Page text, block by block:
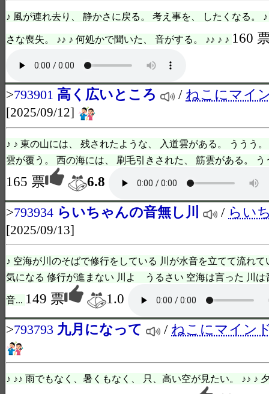
♪ 風が連れ去り、 静かさに戻る。 考え事を、 したくなる。
さな喪失。 ♪♪ ♪ 何処かで聞いた、 音がする。 ♪♪ ♪ ♪ 160
>793901 高く広いところ / ねこにマイ
[2025/09/12]
♪ ♪ 東の山には、 残されたような、 入道雲がある。 ううう
雲が覆う。 西の海には、 刷毛引きされた、 筋雲がある。 う
165 票
6.8
>793934 らいちゃんの音無し川 / らい
[2025/09/13]
♪ 空海が川のそばで修行をしている 川が水音を立てて流れ
気になる 修行が進まない 川よ うるさい 空海は言った 川は
音... 149 票
1.0
>793793 九月になって / ねこにマイン
♪ ♪♪ 雨でもなく、暑くもなく、 只、高い空が見たい。 ♪♪ ♪